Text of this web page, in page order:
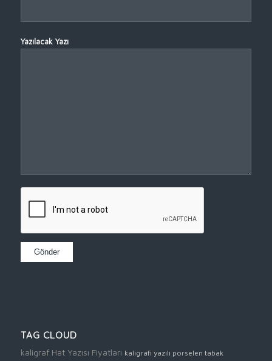
Yazılacak Yazı
TAG CLOUD
kaligraf Hat Yazısı Fiyatları kaligrafi yazılı porselen tabak